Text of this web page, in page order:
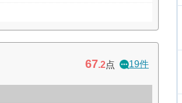
67.2点 19件